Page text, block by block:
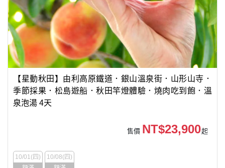
【星動秋田】由利高原鐵道．銀山溫泉街．山形山寺．
季節採果．松島遊船．秋田竿燈體驗．燒肉吃到飽．溫
泉泡湯 4天
售價 NT$23,900起
10/01(四)
10/08(四)